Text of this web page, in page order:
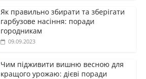
Як правильно збирати та зберігати
гарбузове насіння: поради
городникам
09.09.2023
Чим підживити вишню весною для
кращого урожаю: дієві поради